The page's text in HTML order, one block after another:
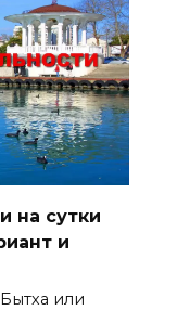
на сутки
и
или